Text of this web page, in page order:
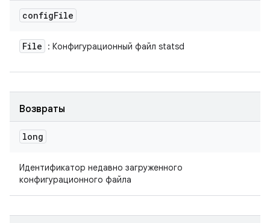
configFile
File : Конфигурационный файл statsd
Возвраты
long
Идентификатор недавно загруженного
конфигурационного файла